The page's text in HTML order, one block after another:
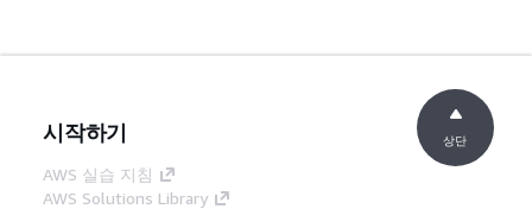
시작하기
AWS 실습 지침
AWS Solutions Library
상단